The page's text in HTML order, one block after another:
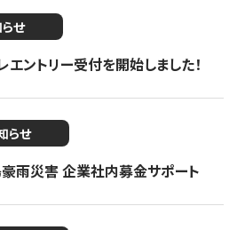
せ
ントリー受付を開始しました！
らせ
雨災害 企業社内募金サポート